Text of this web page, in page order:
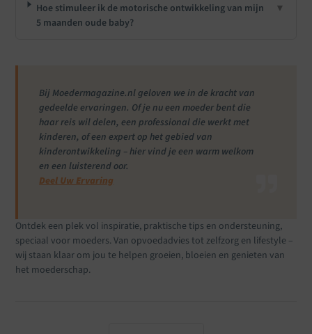
Hoe stimuleer ik de motorische ontwikkeling van mijn
5 maanden oude baby?
▼
Bij Moedermagazine.nl geloven we in de kracht van
gedeelde ervaringen. Of je nu een moeder bent die
haar reis wil delen, een professional die werkt met
kinderen, of een expert op het gebied van
kinderontwikkeling – hier vind je een warm welkom
en een luisterend oor.
Deel Uw Ervaring
Ontdek een plek vol inspiratie, praktische tips en ondersteuning,
speciaal voor moeders. Van opvoedadvies tot zelfzorg en lifestyle –
wij staan klaar om jou te helpen groeien, bloeien en genieten van
het moederschap.